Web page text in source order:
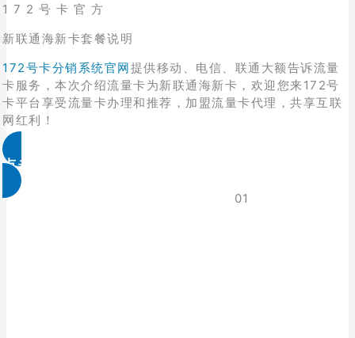
1 7 2 号 卡 官 方
新联通海新卡套餐说明
172号卡分销系统官网提供移动、电信、联通大额告诉流量
卡服务，本次介绍流量卡为新联通海新卡，欢迎您来172号
卡平台享受流量卡办理和推荐，加盟流量卡代理，共享互联
网红利！
点击免费领取
01